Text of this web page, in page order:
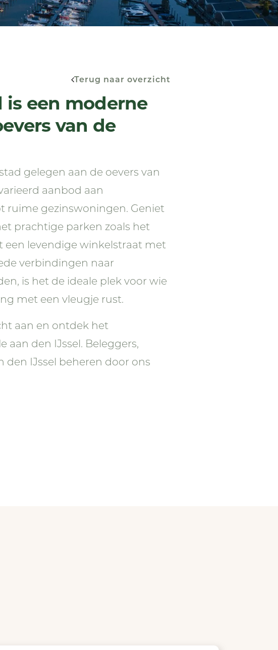
Terug naar overzicht
is een moderne
van de
gelegen aan de oevers van
aanbod aan
ruime gezinswoningen. Geniet
prachtige parken zoals het
een levendige winkelstraat met
verbindingen naar
is het de ideale plek voor wie
met een vleugje rust.
aan en ontdek het
aan den IJssel. Beleggers,
den IJssel beheren door ons